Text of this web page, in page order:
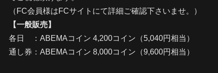
（FC会員様はFCサイトにて詳細ご確認下さいませ。）
【一般販売】
各日 ：ABEMAコイン 4,200コイン（5,040円相当）
通し券：ABEMAコイン 8,000コイン（9,600円相当）